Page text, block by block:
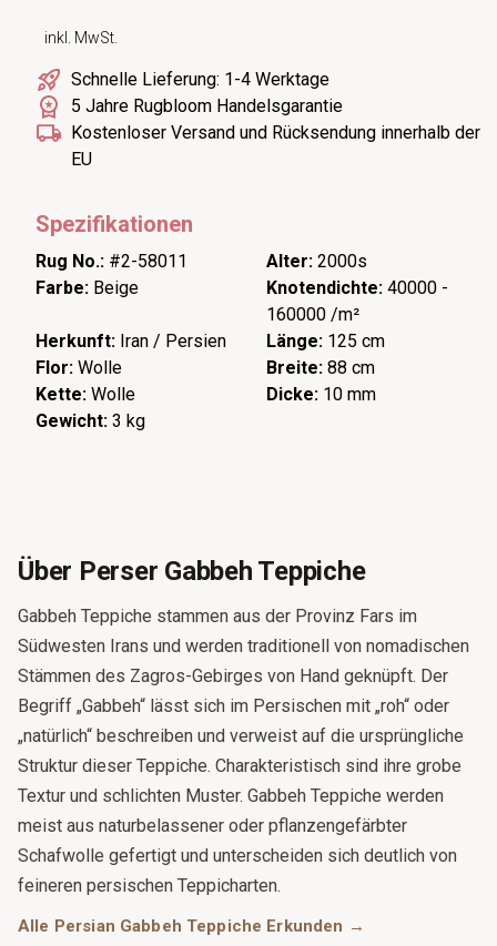
inkl. MwSt.
Schnelle Lieferung: 1-4 Werktage
5 Jahre Rugbloom Handelsgarantie
Kostenloser Versand und Rücksendung innerhalb der
EU
Spezifikationen
Rug No.: #2-58011 Alter: 2000s
Farbe: Beige Knotendichte: 40000 -
160000 /m²
Herkunft: Iran / Persien Länge: 125 cm
Flor: Wolle Breite: 88 cm
Kette: Wolle Dicke: 10 mm
Gewicht: 3 kg
Über Perser Gabbeh Teppiche
Gabbeh Teppiche stammen aus der Provinz Fars im
Südwesten Irans und werden traditionell von nomadischen
Stämmen des Zagros-Gebirges von Hand geknüpft. Der
Begriff „Gabbeh“ lässt sich im Persischen mit „roh“ oder
„natürlich“ beschreiben und verweist auf die ursprüngliche
Struktur dieser Teppiche. Charakteristisch sind ihre grobe
Textur und schlichten Muster. Gabbeh Teppiche werden
meist aus naturbelassener oder pflanzengefärbter
Schafwolle gefertigt und unterscheiden sich deutlich von
feineren persischen Teppicharten.
Alle Persian Gabbeh Teppiche Erkunden →